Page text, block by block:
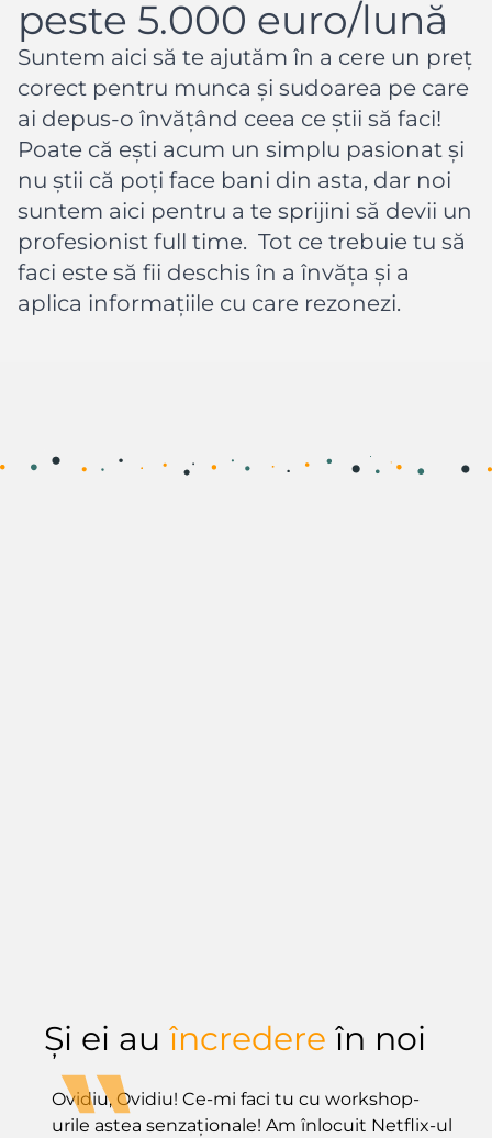
peste 5.000 euro/lună
Suntem aici să te ajutăm în a cere un preț
corect pentru munca și sudoarea pe care
ai depus-o învățând ceea ce știi să faci!
Poate că ești acum un simplu pasionat și
nu știi că poți face bani din asta, dar noi
suntem aici pentru a te sprijini să devii un
profesionist full time. Tot ce trebuie tu să
faci este să fii deschis în a învăța și a
aplica informațiile cu care rezonezi.
Și ei au încredere în noi
Ovidiu, Ovidiu! Ce-mi faci tu cu workshop-
urile astea senzaționale! Am înlocuit Netflix-ul